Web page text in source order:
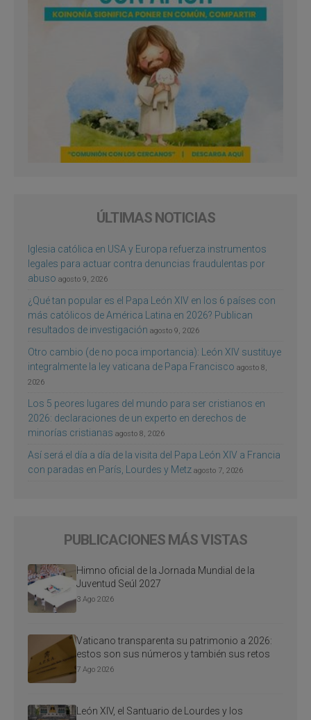
ÚLTIMAS NOTICIAS
Iglesia católica en USA y Europa refuerza instrumentos
legales para actuar contra denuncias fraudulentas por
abuso agosto 9, 2026
¿Qué tan popular es el Papa León XIV en los 6 países con
más católicos de América Latina en 2026? Publican
resultados de investigación agosto 9, 2026
Otro cambio (de no poca importancia): León XIV sustituye
integralmente la ley vaticana de Papa Francisco agosto 8,
2026
Los 5 peores lugares del mundo para ser cristianos en
2026: declaraciones de un experto en derechos de
minorías cristianas agosto 8, 2026
Así será el día a día de la visita del Papa León XIV a Francia
con paradas en París, Lourdes y Metz agosto 7, 2026
PUBLICACIONES MÁS VISTAS
Himno oficial de la Jornada Mundial de la
Juventud Seúl 2027
3 Ago 2026
Vaticano transparenta su patrimonio a 2026:
estos son sus números y también sus retos
7 Ago 2026
León XIV, el Santuario de Lourdes y los